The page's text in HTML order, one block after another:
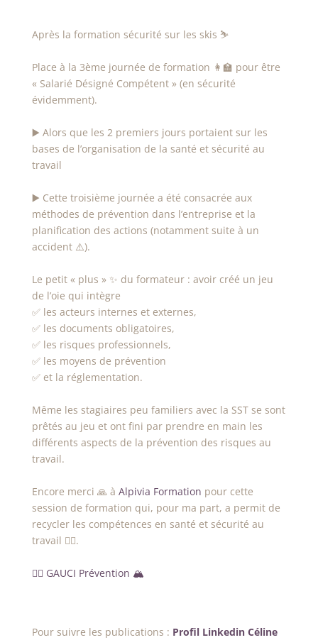
Après la formation sécurité sur les skis ⛷️
Place à la 3ème journée de formation 👩‍🏫 pour être
« Salarié Désigné Compétent » (en sécurité
évidemment).
▶️ Alors que les 2 premiers jours portaient sur les
bases de l’organisation de la santé et sécurité au
travail
▶️ Cette troisième journée a été consacrée aux
méthodes de prévention dans l’entreprise et la
planification des actions (notamment suite à un
accident ⚠️).
Le petit « plus » ✨ du formateur : avoir créé un jeu
de l’oie qui intègre
✅ les acteurs internes et externes,
✅ les documents obligatoires,
✅ les risques professionnels,
✅ les moyens de prévention
✅ et la réglementation.
Même les stagiaires peu familiers avec la SST se sont
prêtés au jeu et ont fini par prendre en main les
différents aspects de la prévention des risques au
travail.
Encore merci 🙏 à Alpivia Formation pour cette
session de formation qui, pour ma part, a permit de
recycler les compétences en santé et sécurité au
travail 👷‍♀️.
👷‍♀️ GAUCI Prévention 🏔️
Pour suivre les publications : Profil Linkedin Céline